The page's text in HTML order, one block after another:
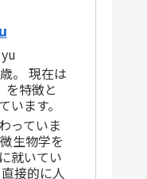
。 現在は
を特徴と
ます。
っていま
生物学を
就いてい
接的に人